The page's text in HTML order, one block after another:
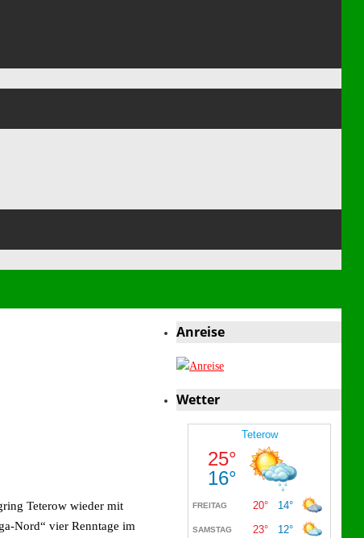
Teterow wieder mit
Nord“ vier Renntage im
Anreise
Wetter